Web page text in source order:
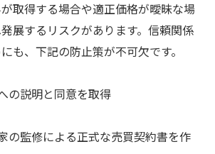
取得する場合や適正価格が曖昧な場
展するリスクがあります。信頼関係
も、下記の防止策が不可欠です。
の説明と同意を取得
の監修による正式な売買契約書を作